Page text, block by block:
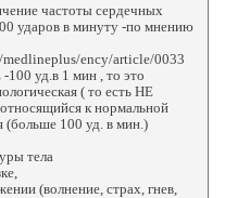
частоты сердечных
ударов в минуту -по мнению
ency/article/0033
уд.в 1 мин , то это
( то есть НЕ
к нормальной
(больше 100 уд. в мин.)
тела
(волнение, страх, гнев,